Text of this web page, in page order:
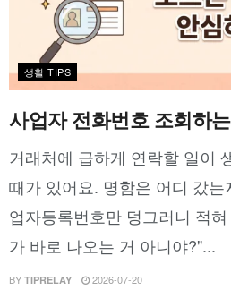
생활 TIPS
사업자 전화번호 조회하
거래처에 급하게 연락할 일이
때가 있어요. 명함은 어디 갔
업자등록번호만 덩그러니 적
가 바로 나오는 거 아니야?"...
BY TIPRELAY 2026-07-20